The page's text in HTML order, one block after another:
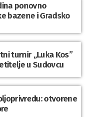
ponovno
bazene i Gradsko
turnir „Luka Kos”
u Sudovcu
otvorene